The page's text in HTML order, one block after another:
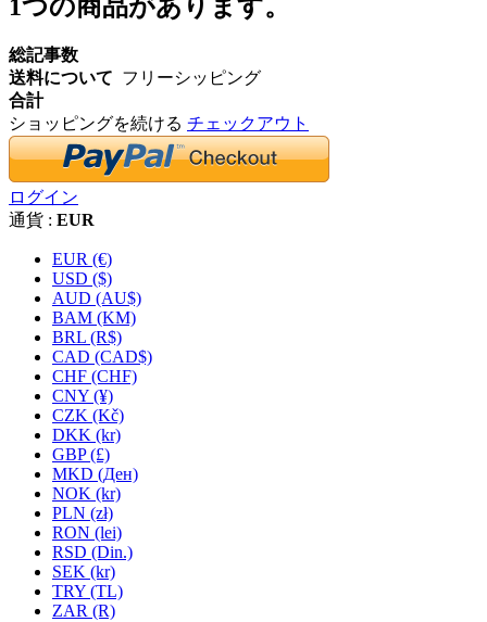
1つの商品があります。
総記事数
送料について フリーシッピング
合計
ショッピングを続ける チェックアウト
ログイン
通貨 : EUR
EUR (€)
USD ($)
AUD (AU$)
BAM (KM)
BRL (R$)
CAD (CAD$)
CHF (CHF)
CNY (¥)
CZK (Kč)
DKK (kr)
GBP (£)
MKD (Ден)
NOK (kr)
PLN (zł)
RON (lei)
RSD (Din.)
SEK (kr)
TRY (TL)
ZAR (R)